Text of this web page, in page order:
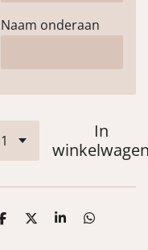
Naam onderaan
In
D
D
S
D